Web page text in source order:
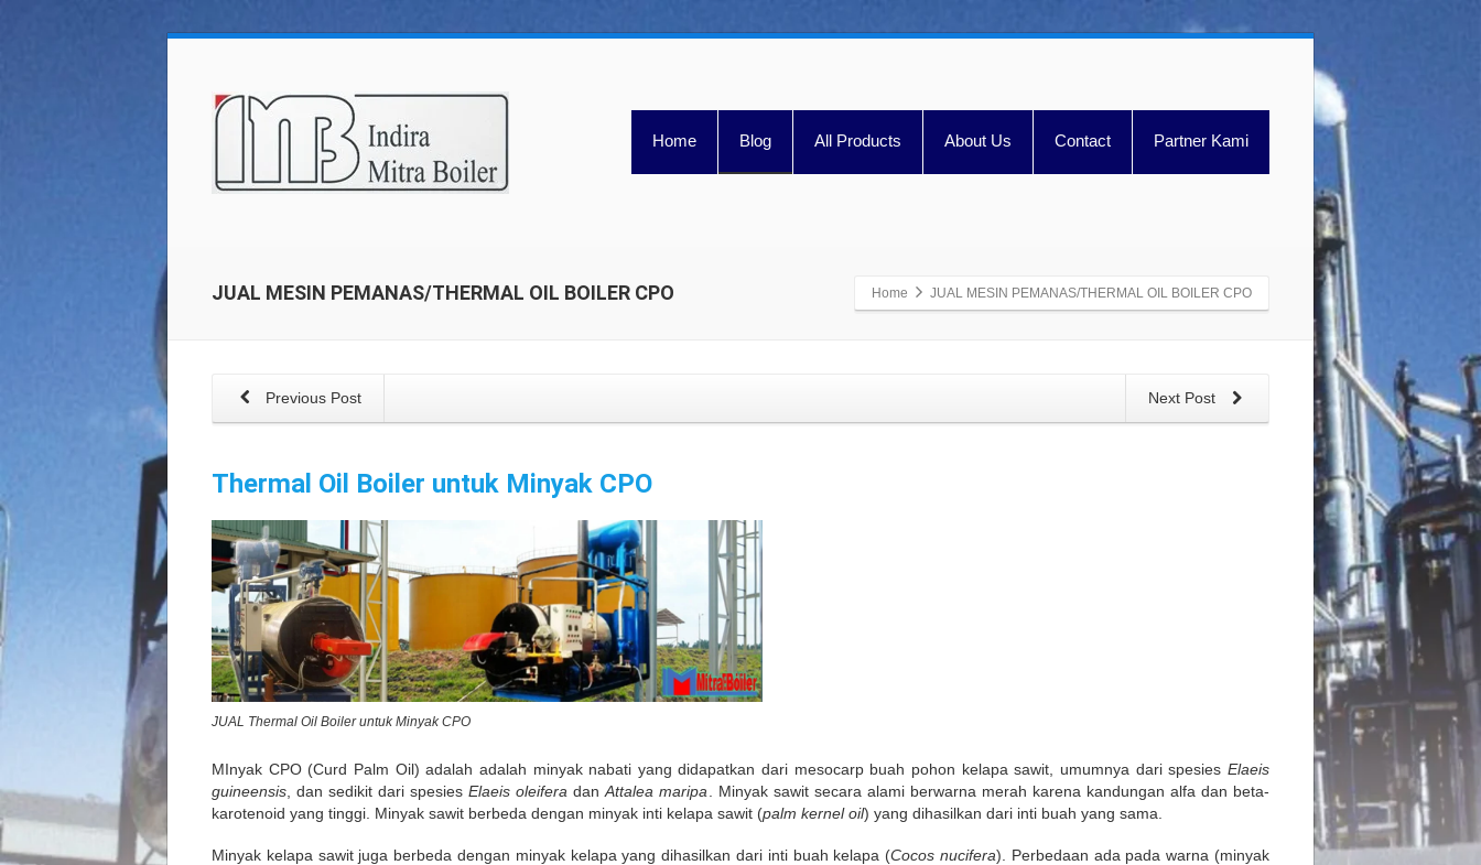
Home Blog All Products About Us Contact Partner Kami
JUAL MESIN PEMANAS/THERMAL OIL BOILER CPO Home JUAL MESIN PEMANAS/THERMAL OIL BOILER CPO
Next Post
Previous Post
Thermal Oil Boiler untuk Minyak CPO
JUAL Thermal Oil Boiler untuk Minyak CPO
MInyak CPO (Curd Palm Oil) adalah adalah minyak nabati yang didapatkan dari mesocarp buah pohon kelapa sawit, umumnya dari spesies Elaeis
guineensis ,dan sedikit dari spesiesElaeis oleifera danAttalea maripa . Minyak sawit secara alami berwarna merah karena kandungan alfa dan beta-
karotenoid yang tinggi. Minyak sawit berbeda dengan minyak inti kelapa sawit (palm kernel oil) yang dihasilkan dari inti buah yang sama.
Minyak kelapa sawit juga berbeda dengan minyak kelapa yang dihasilkan dari inti buah kelapa (Cocos nucifera). Perbedaan ada pada warna (minyak